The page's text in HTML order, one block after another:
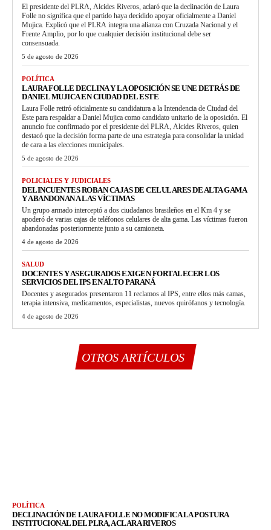
El presidente del PLRA, Alcides Riveros, aclaró que la declinación de Laura
Folle no significa que el partido haya decidido apoyar oficialmente a Daniel
Mujica. Explicó que el PLRA integra una alianza con Cruzada Nacional y el
Frente Amplio, por lo que cualquier decisión institucional debe ser
consensuada.
5 de agosto de 2026
POLÍTICA
LAURA FOLLE DECLINA Y LA OPOSICIÓN SE UNE DETRÁS DE
DANIEL MUJICA EN CIUDAD DEL ESTE
Laura Folle retiró oficialmente su candidatura a la Intendencia de Ciudad del
Este para respaldar a Daniel Mujica como candidato unitario de la oposición. El
anuncio fue confirmado por el presidente del PLRA, Alcides Riveros, quien
destacó que la decisión forma parte de una estrategia para consolidar la unidad
de cara a las elecciones municipales.
5 de agosto de 2026
POLICIALES Y JUDICIALES
DELINCUENTES ROBAN CAJAS DE CELULARES DE ALTA GAMA
Y ABANDONAN A LAS VÍCTIMAS
Un grupo armado interceptó a dos ciudadanos brasileños en el Km 4 y se
apoderó de varias cajas de teléfonos celulares de alta gama. Las víctimas fueron
abandonadas posteriormente junto a su camioneta.
4 de agosto de 2026
SALUD
DOCENTES Y ASEGURADOS EXIGEN FORTALECER LOS
SERVICIOS DEL IPS EN ALTO PARANÁ
Docentes y asegurados presentaron 11 reclamos al IPS, entre ellos más camas,
terapia intensiva, medicamentos, especialistas, nuevos quirófanos y tecnología.
4 de agosto de 2026
OTROS ARTÍCULOS
POLÍTICA
DECLINACIÓN DE LAURA FOLLE NO MODIFICA LA POSTURA
INSTITUCIONAL DEL PLRA, ACLARA RIVEROS